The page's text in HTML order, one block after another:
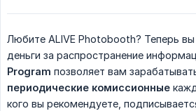
Любите ALIVE Photobooth? Теперь
деньги за распространение
Program позволяет вам
периодические комиссионные
кого вы рекомендуете,